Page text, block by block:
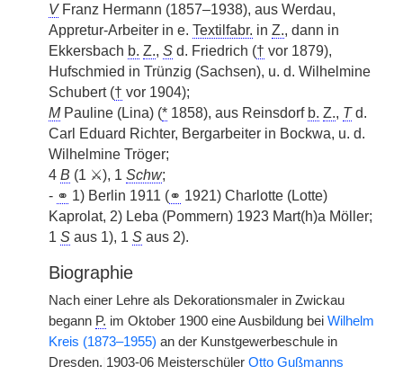
VFranz Hermann (1857–1938), aus Werdau,
Appretur-Arbeiter in e. Textilfabr. in Z., dann in
Ekkersbach b. Z., S d. Friedrich († vor 1879),
Hufschmied in Trünzig (Sachsen), u. d. Wilhelmine
Schubert († vor 1904);
MPauline (Lina) (* 1858), aus Reinsdorf b. Z., Td.
Carl Eduard Richter, Bergarbeiter in Bockwa, u. d.
Wilhelmine Tröger;
4 B (1 ⚔), 1 Schw;
- ⚭ 1) Berlin 1911 (⚭ 1921) Charlotte (Lotte)
Kaprolat, 2) Leba (Pommern) 1923 Mart(h)a Möller;
1 S aus 1), 1 S aus 2).
Biographie
Nach einer Lehre als Dekorationsmaler in Zwickau
begann P. im Oktober 1900 eine Ausbildung bei Wilhelm
Kreis (1873–1955) an der Kunstgewerbeschule in
Dresden. 1903-06 Meisterschüler Otto Gußmanns